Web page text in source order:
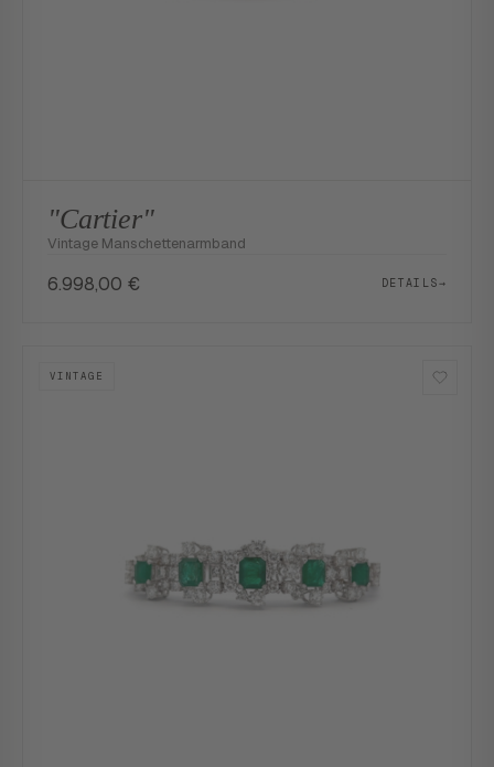
"Cartier"
Vintage Manschettenarmband
6.998,00 € DETAILS→
VINTAGE